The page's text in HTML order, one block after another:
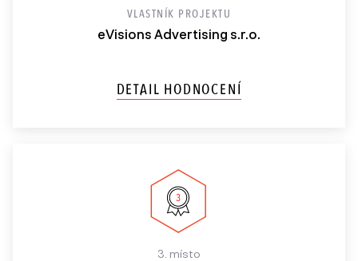
VLASTNÍK PROJEKTU
eVisions Advertising s.r.o.
DETAIL HODNOCENÍ
3. místo